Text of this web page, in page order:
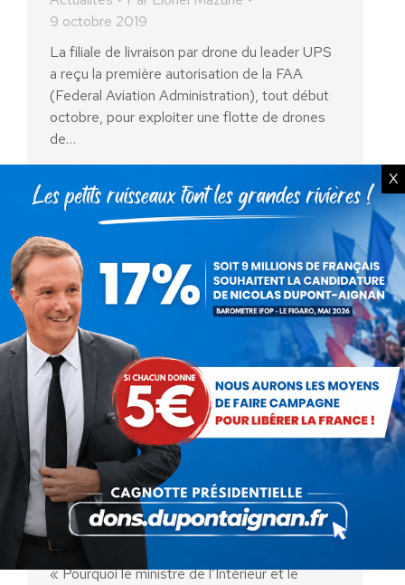
9 octobre 2019
La filiale de livraison par drone du leader UPS
a reçu la première autorisation de la FAA
(Federal Aviation Administration), tout début
octobre, pour exploiter une flotte de drones
de…
Attentat à la préfecture de
Paris : intervention de Nicolas
Dupont-Aignan à la commission
des lois
Vidéo ParNicolas Dupont-Aignan
9 octobre 2019
« Pourquoi le ministre de l’Intérieur et le
X